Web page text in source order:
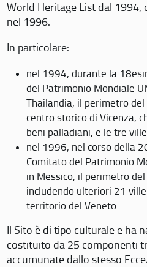
World Heritage List dal 1994,
nel 1996.
In particolare:
nel 1994, durante la
del Patrimonio Mondiale
Thailandia, il perimetro
centro storico di Vicenza,
beni palladiani, e le tre
nel 1996, nel corso della
Comitato del Patrimonio
in Messico, il perimetro
includendo ulteriori 21
territorio del Veneto.
Il Sito è di tipo culturale e ha
costituito da 25 componenti
accumunate dallo stesso